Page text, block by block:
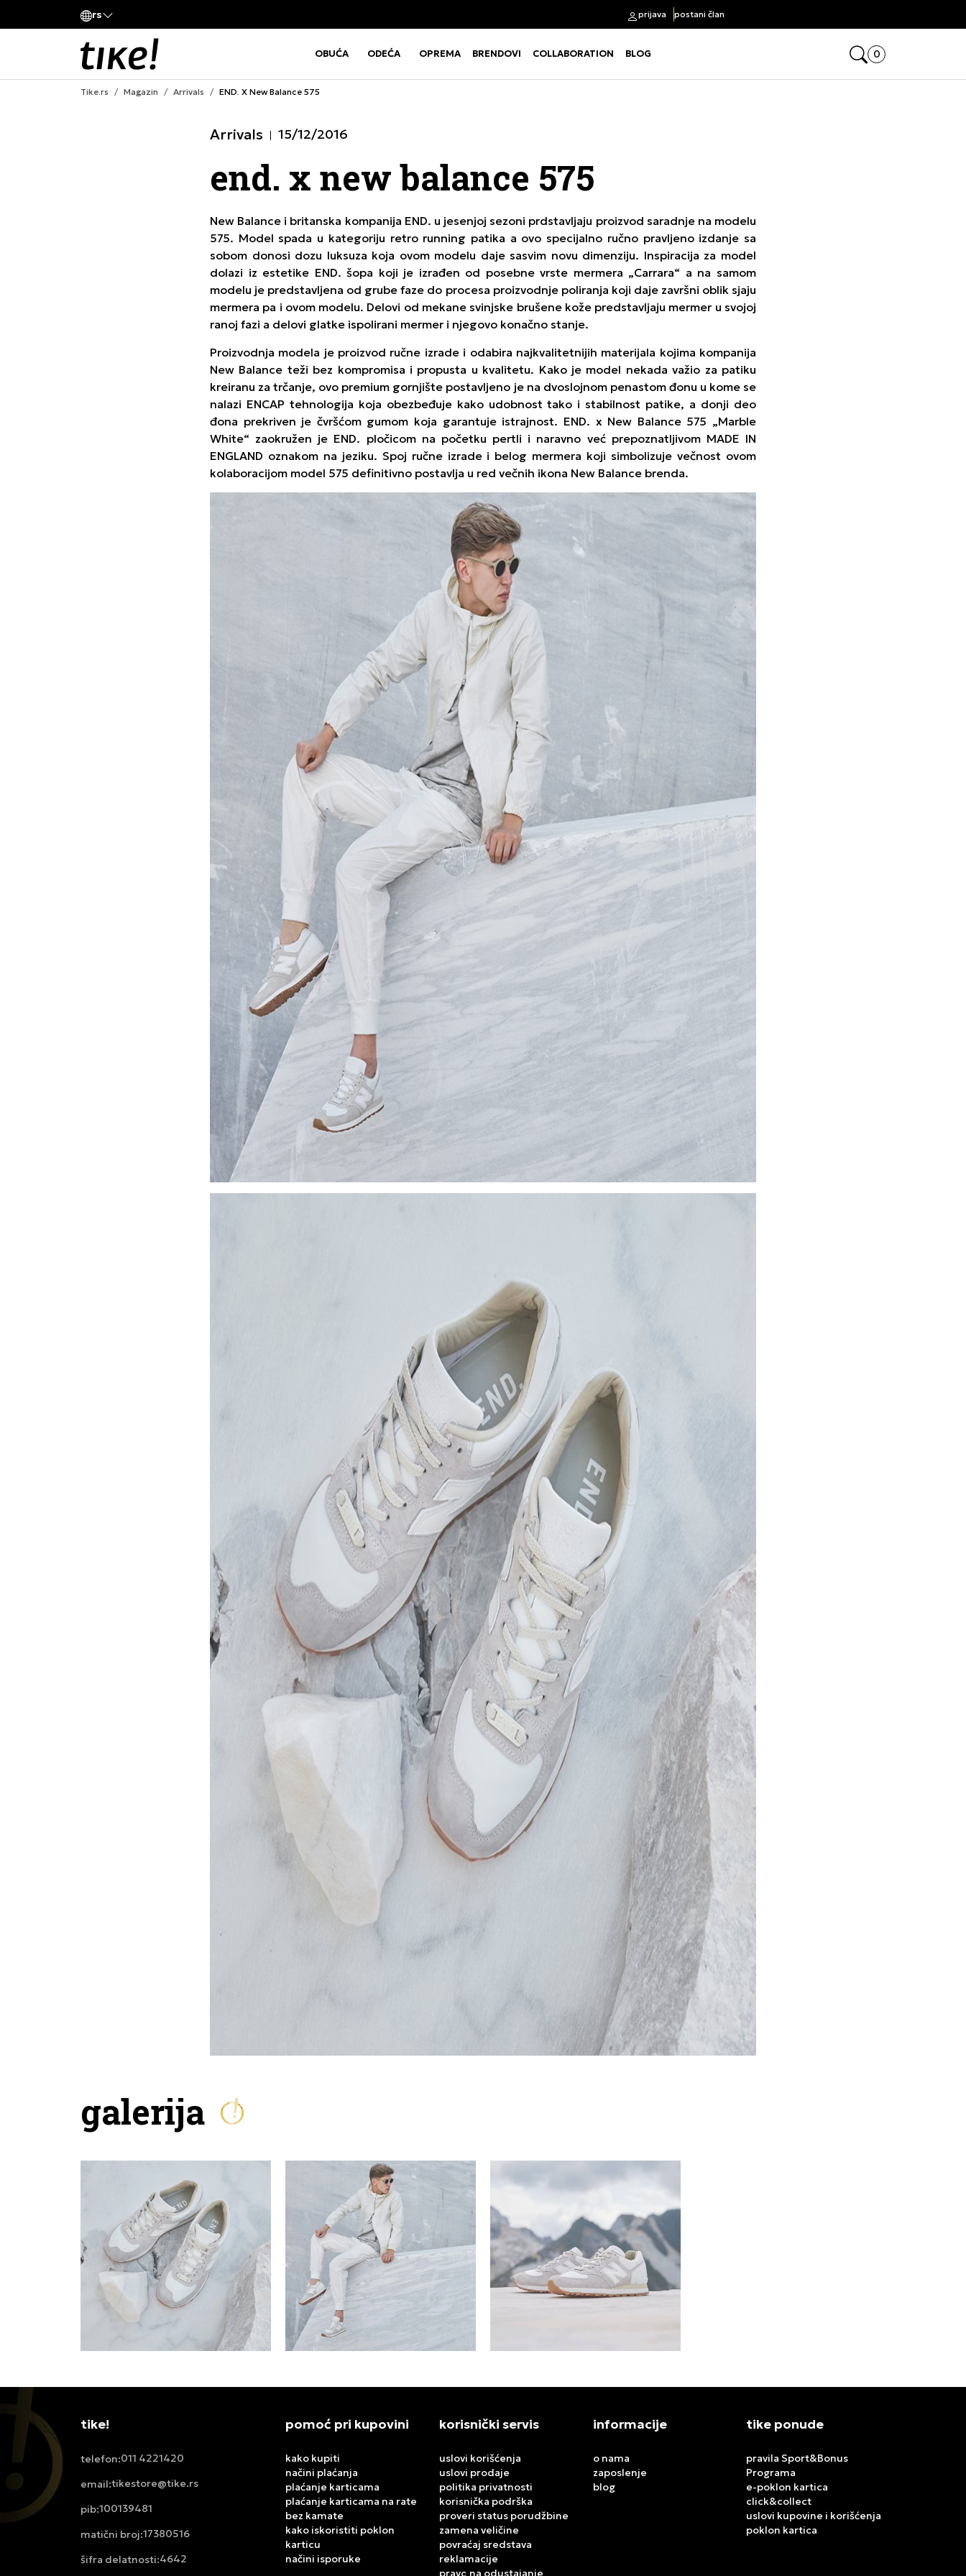
rs Click&Collect
prijava postani član
OBUĆA Use shift+Enter to open or close the submenu
ODEĆA Use shift+Enter to open or close the submenu
OPREMA BRENDOVI COLLABORATION BLOG Open mini cart,
0
Tike.rs Magazin Arrivals END. X New Balance 575
Arrivals 15/12/2016
end. x new balance 575
New Balance i britanska kompanija END. u jesenjoj sezoni prdstavljaju proizvod saradnje na modelu
575. Model spada u kategoriju retro running patika a ovo specijalno ručno pravljeno izdanje sa
sobom donosi dozu luksuza koja ovom modelu daje sasvim novu dimenziju. Inspiracija za model
dolazi iz estetike END. šopa koji je izrađen od posebne vrste mermera „Carrara“ a na samom
modelu je predstavljena od grube faze do procesa proizvodnje poliranja koji daje završni oblik sjaju
mermera pa i ovom modelu. Delovi od mekane svinjske brušene kože predstavljaju mermer u svojoj
ranoj fazi a delovi glatke ispolirani mermer i njegovo konačno stanje.
Proizvodnja modela je proizvod ručne izrade i odabira najkvalitetnijih materijala kojima kompanija
New Balance teži bez kompromisa i propusta u kvalitetu. Kako je model nekada važio za patiku
kreiranu za trčanje, ovo premium gornjište postavljeno je na dvoslojnom penastom đonu u kome se
nalazi ENCAP tehnologija koja obezbeđuje kako udobnost tako i stabilnost patike, a donji deo
đona prekriven je čvršćom gumom koja garantuje istrajnost. END. x New Balance 575 „Marble
White“ zaokružen je END. pločicom na početku pertli i naravno već prepoznatljivom MADE IN
ENGLAND oznakom na jeziku. Spoj ručne izrade i belog mermera koji simbolizuje večnost ovom
kolaboracijom model 575 definitivno postavlja u red večnih ikona New Balance brenda.
galerija
tike!
telefon:011 4221420
email:tikestore@tike.rs
pib:100139481
matični broj:17380516
šifra delatnosti:4642
pomoć pri kupovini
kako kupiti
načini plaćanja
plaćanje karticama
plaćanje karticama na rate
bez kamate
kako iskoristiti poklon
karticu
načini isporuke
korisnički servis
uslovi korišćenja
uslovi prodaje
politika privatnosti
korisnička podrška
proveri status porudžbine
zamena veličine
povraćaj sredstava
reklamacije
pravo na odustajanje
informacije
o nama
zaposlenje
blog
tike ponude
pravila Sport&Bonus
Programa
e-poklon kartica
click&collect
uslovi kupovine i korišćenja
poklon kartica